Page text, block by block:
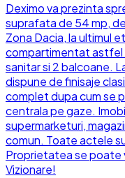
Deximo va prezinta
suprafata de 54 mp,
Zona Dacia, la ultimul
compartimentat astfel
sanitar si 2 balcoane.
dispune de finisaje
complet dupa cum se
centrala pe gaze.
supermarketuri,
comun. Toate actele
Proprietatea se poate
Vizionare!